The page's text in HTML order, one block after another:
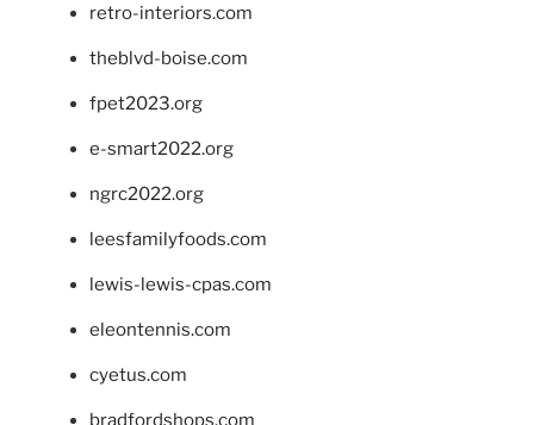
retro-interiors.com
theblvd-boise.com
fpet2023.org
e-smart2022.org
ngrc2022.org
leesfamilyfoods.com
lewis-lewis-cpas.com
eleontennis.com
cyetus.com
bradfordshops.com